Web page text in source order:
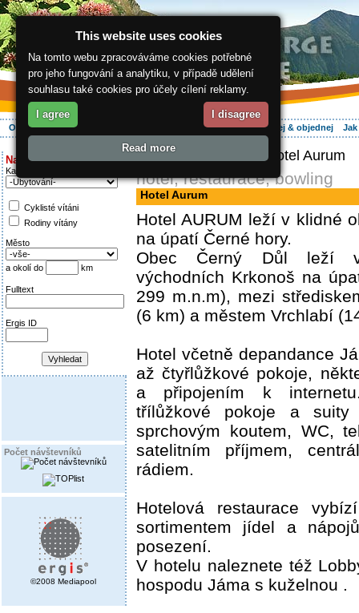
O regionu Aktivně Ubytování Hledej & objednej
Najděte si:
Kategorie
Cyklisté vítáni
Rodiny vítány
Město
a okolí do km
Fulltext
Ergis ID
Počet návštevníků
©2008 Mediapool
ergis.cz > Hotel Aurum
hotel, restaurace, bowling
Hotel Aurum
Hotel AURUM leží v klidné
na úpatí Černé hory.
Obec Černý Důl leží
východních Krkonoš na
299 m.n.m), mezi
(6 km) a městem Vrchlabí
Hotel včetně depandance
až čtyřlůžkové pokoje,
a připojením k
třílůžkové pokoje a suity
sprchovým koutem, WC,
satelitním příjmem,
rádiem.
Hotelová restaurace
sortimentem jídel a
posezení.
V hotelu naleznete též
hospodu Jáma s kuželnou .
This website uses cookies
Na tomto webu zpracováváme cookies potřebné
pro jeho fungování a analytiku, v případě udělení
souhlasu také cookies pro účely cílení reklamy.
I agree I disagree
Read more